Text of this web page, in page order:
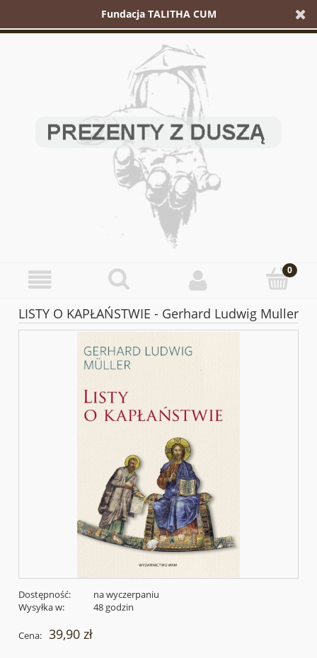
Fundacja TALITHA CUM
LISTY O KAPŁAŃSTWIE - Gerhard Ludwig Muller
Dostępność:
na wyczerpaniu
Wysyłka w:
48 godzin
Cena: 39,90 zł